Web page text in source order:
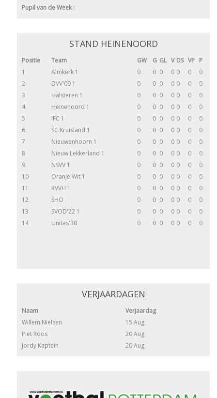
Pupil van de Week :
STAND HEINENOORD
Positie Team GW G GL V DS VP P
1
Almkerk 1 0 0 0 0 0 0
0
2
DVV'09 1 0 0 0 0 0 0
0
3
Halsteren 1 0 0 0 0 0 0
0
4
Heinenoord 1 0 0 0 0 0 0
0
5
IFC 1 0 0 0 0 0 0
0
6
SC Kruisland 1 0 0 0 0 0 0
0
7
Nieuwenhoorn 1 0 0 0 0 0 0
0
8
Nieuw Lekkerland 1 0 0 0 0 0 0
0
9
NSVV 1 0 0 0 0 0 0
0
10
Oranje Wit 1 0 0 0 0 0 0
0
11
RVVH 1 0 0 0 0 0 0
0
12
SHO 0 0 0 0 0 0
0
13
SVOD'22 1 0 0 0 0 0 0
0
14
Unitas'30 0 0 0 0 0 0 0
VERJAARDAGEN
Naam
Verjaardag
Willem Nielsen
15 Aug
Piet Roos
20 Aug
Jordy Kaptein
20 Aug